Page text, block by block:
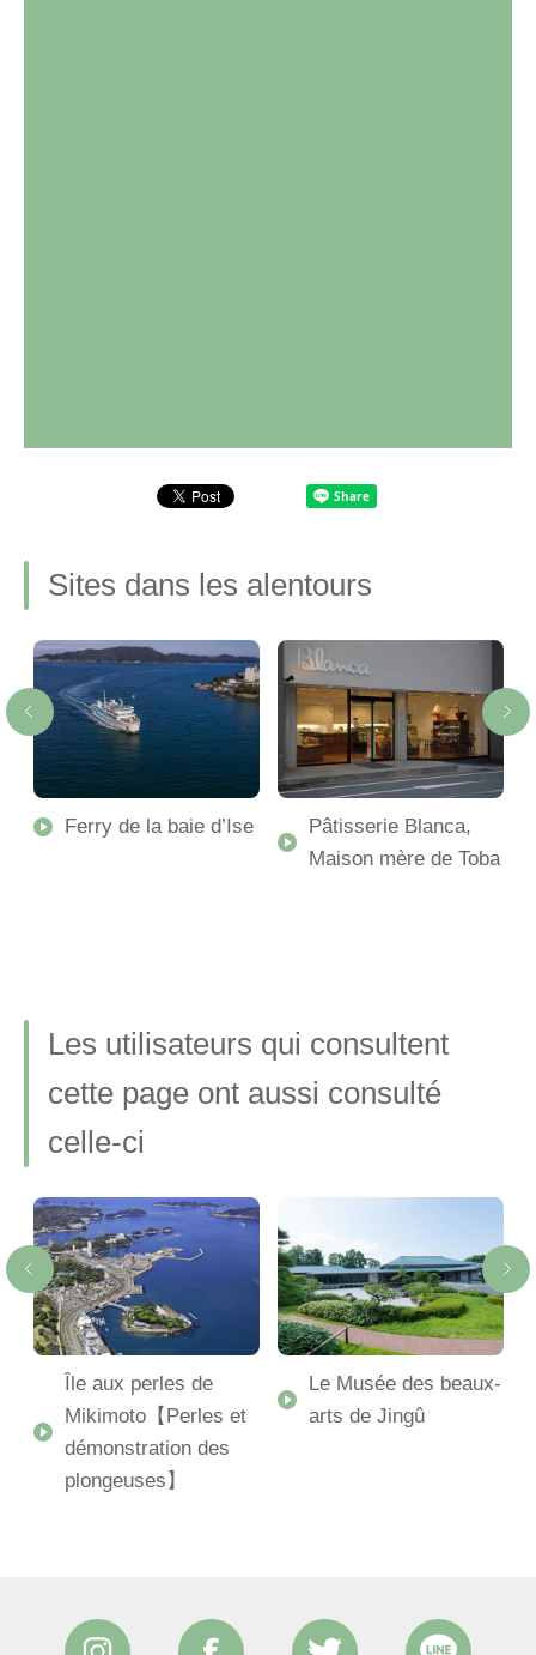
Sites dans les alentours
Ferry de la baie d’Ise
Pâtisserie Blanca,
Maison mère de Toba
Les utilisateurs qui consultent
cette page ont aussi consulté
celle-ci
Île aux perles de
Mikimoto【Perles et
démonstration des
plongeuses】
Le Musée des beaux-
arts de Jingû